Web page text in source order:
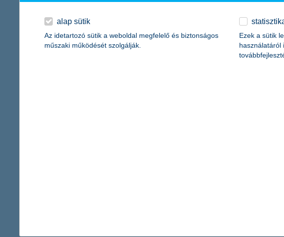
alap sütik
Az idetartozó sütik a weboldal megfelelő és biztonságos
műszaki működését szolgálják.
Ezek a sütik
használatáról